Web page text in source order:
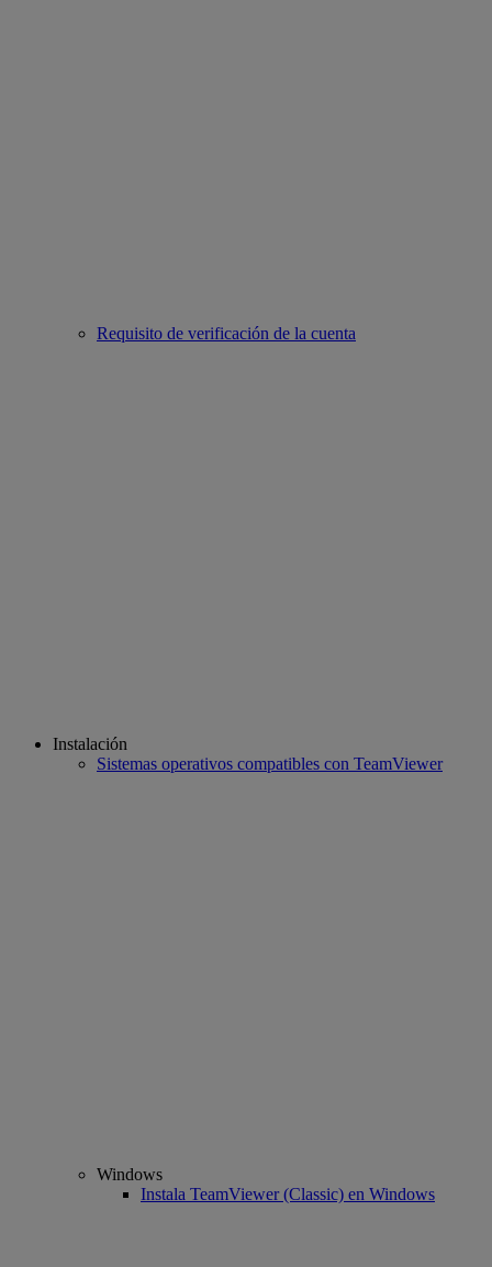
Requisito de verificación de la cuenta
Instalación
Sistemas operativos compatibles con TeamViewer
Windows
Instala TeamViewer (Classic) en Windows